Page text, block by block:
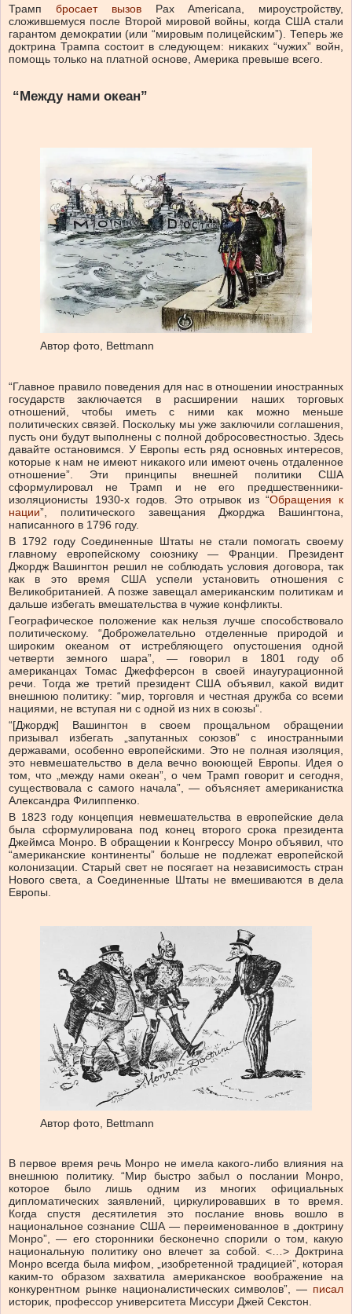
Трамп бросает вызов Pax Americana, мироустройству,
сложившемуся после Второй мировой войны, когда США стали
гарантом демократии (или “мировым полицейским”). Теперь же
доктрина Трампа состоит в следующем: никаких “чужих” войн,
помощь только на платной основе, Америка превыше всего.
“Между нами океан”
Автор фото, Bettmann
“Главное правило поведения для нас в отношении иностранных
государств заключается в расширении наших торговых
отношений, чтобы иметь с ними как можно меньше
политических связей. Поскольку мы уже заключили соглашения,
пусть они будут выполнены с полной добросовестностью. Здесь
давайте остановимся. У Европы есть ряд основных интересов,
которые к нам не имеют никакого или имеют очень отдаленное
отношение”. Эти принципы внешней политики США
сформулировал не Трамп и не его предшественники-
изоляционисты 1930-х годов. Это отрывок из “Обращения к
нации”, политического завещания Джорджа Вашингтона,
написанного в 1796 году.
В 1792 году Соединенные Штаты не стали помогать своему
главному европейскому союзнику — Франции. Президент
Джордж Вашингтон решил не соблюдать условия договора, так
как в это время США успели установить отношения с
Великобританией. А позже завещал американским политикам и
дальше избегать вмешательства в чужие конфликты.
Географическое положение как нельзя лучше способствовало
политическому. “Доброжелательно отделенные природой и
широким океаном от истребляющего опустошения одной
четверти земного шара”, — говорил в 1801 году об
американцах Томас Джефферсон в своей инаугурационной
речи. Тогда же третий президент США объявил, какой видит
внешнюю политику: “мир, торговля и честная дружба со всеми
нациями, не вступая ни с одной из них в союзы”.
“[Джордж] Вашингтон в своем прощальном обращении
призывал избегать „запутанных союзов” с иностранными
державами, особенно европейскими. Это не полная изоляция,
это невмешательство в дела вечно воюющей Европы. Идея о
том, что „между нами океан”, о чем Трамп говорит и сегодня,
существовала с самого начала”, — объясняет американистка
Александра Филиппенко.
В 1823 году концепция невмешательства в европейские дела
была сформулирована под конец второго срока президента
Джеймса Монро. В обращении к Конгрессу Монро объявил, что
“американские континенты” больше не подлежат европейской
колонизации. Старый свет не посягает на независимость стран
Нового света, а Соединенные Штаты не вмешиваются в дела
Европы.
Автор фото, Bettmann
В первое время речь Монро не имела какого-либо влияния на
внешнюю политику. “Мир быстро забыл о послании Монро,
которое было лишь одним из многих официальных
дипломатических заявлений, циркулировавших в то время.
Когда спустя десятилетия это послание вновь вошло в
национальное сознание США — переименованное в „доктрину
Монро”, — его сторонники бесконечно спорили о том, какую
национальную политику оно влечет за собой. <…> Доктрина
Монро всегда была мифом, „изобретенной традицией”, которая
каким-то образом захватила американское воображение на
конкурентном рынке националистических символов”, — писал
историк, профессор университета Миссури Джей Секстон.